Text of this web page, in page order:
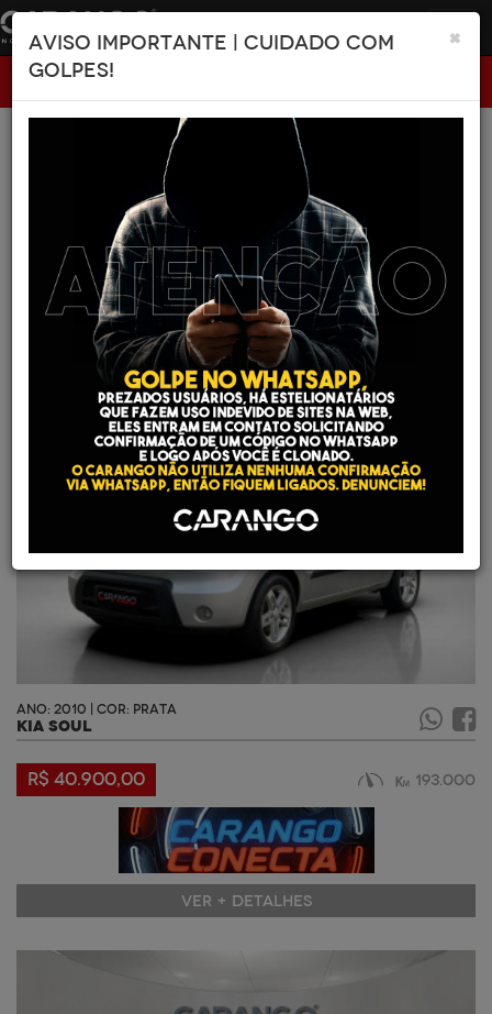
×
AVISO IMPORTANTE | CUIDADO COM
GOLPES!
Carros
Carros Kia
Ordenar Listagem:
ANO: 2010 | COR: PRATA
KIA SOUL
R$ 40.900,00 193.000
VER + DETALHES